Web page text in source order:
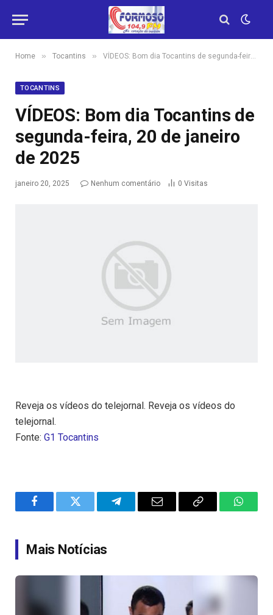
Home » Tocantins » VÍDEOS: Bom dia Tocantins de segunda-feira, 20 de janeiro de 2025
TOCANTINS
VÍDEOS: Bom dia Tocantins de
segunda-feira, 20 de janeiro
de 2025
janeiro 20, 2025 Nenhum comentário 0 Visitas
Reveja os vídeos do telejornal. Reveja os vídeos do
telejornal.
Fonte: G1 Tocantins
FacebookTwitter TelegramEmail
Copy
Mais Notícias